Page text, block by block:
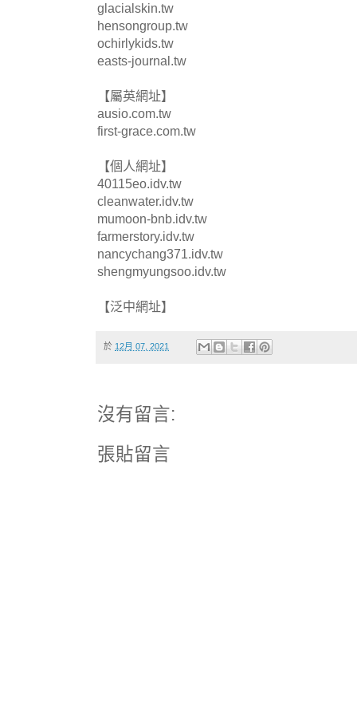
glacialskin.tw
hensongroup.tw
ochirlykids.tw
easts-journal.tw
【屬英網址】
ausio.com.tw
first-grace.com.tw
【個人網址】
40115eo.idv.tw
cleanwater.idv.tw
mumoon-bnb.idv.tw
farmerstory.idv.tw
nancychang371.idv.tw
shengmyungsoo.idv.tw
【泛中網址】
於 12月 07, 2021
沒有留言:
張貼留言